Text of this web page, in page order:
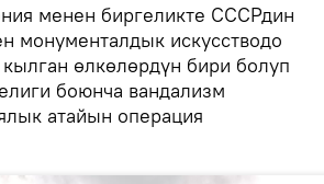
менен биргеликте СССРдин
монументалдык искусстводо
өлкөлөрдүн бири болуп
боюнча вандализм
атайын операция